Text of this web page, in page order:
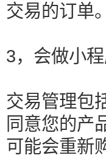
交易的订单。
3，会做小
交易管理包
同意您的产
可能会重新